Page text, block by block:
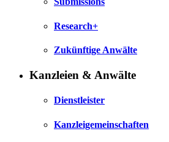
Research+
Zukünftige Anwälte
Kanzleien & Anwälte
Dienstleister
Kanzleigemeinschaften